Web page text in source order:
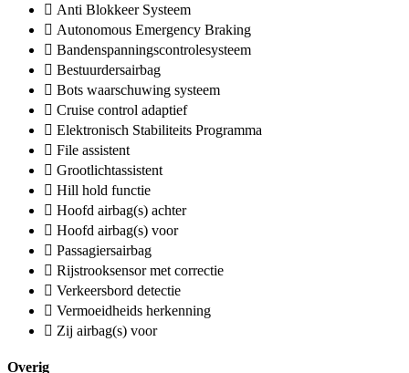
Anti Blokkeer Systeem
Autonomous Emergency Braking
Bandenspanningscontrolesysteem
Bestuurdersairbag
Bots waarschuwing systeem
Cruise control adaptief
Elektronisch Stabiliteits Programma
File assistent
Grootlichtassistent
Hill hold functie
Hoofd airbag(s) achter
Hoofd airbag(s) voor
Passagiersairbag
Rijstrooksensor met correctie
Verkeersbord detectie
Vermoeidheids herkenning
Zij airbag(s) voor
Overig